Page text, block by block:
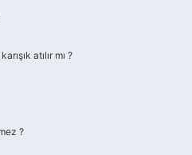
atılır mı ?
?